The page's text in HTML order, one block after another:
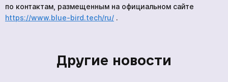
по контактам, размещенным на официальном сайте
https://www.blue-bird.tech/ru/ .
Другие новости